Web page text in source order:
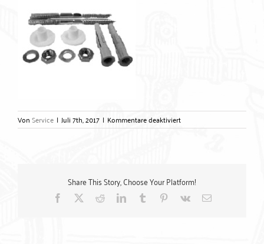
VonService | Juli 7th, 2017 | Kommentare deaktiviertfür
Waschtisch-
Zubehörtechnik
GmbH
Share This Story, Choose Your Platform!
Facebook RedditLinkedInTumblr Pinterest
Vk
E-